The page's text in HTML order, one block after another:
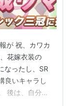
が 祝、カワカ
花嫁衣装の
なったし、SR
良いキャラし
後は、自分の